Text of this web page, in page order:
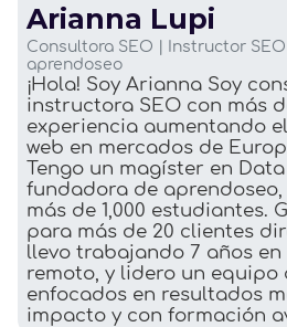
Arianna Lupi
Consultora SEO | Instructor
aprendoseo
¡Hola! Soy Arianna Soy
instructora SEO con más
experiencia aumentando
web en mercados de
Tengo un magíster en
fundadora de
más de 1,000 estudiantes.
para más de 20 clientes
llevo trabajando 7 años en
remoto, y lidero un equipo
enfocados en resultados
impacto y con formación